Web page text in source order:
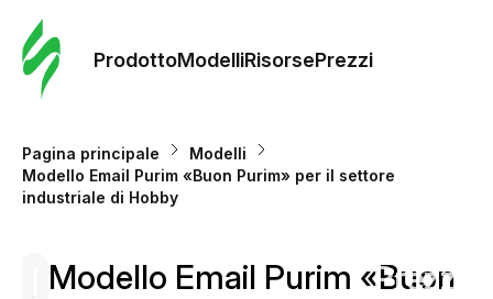
ProdottoModelliRisorsePrezzi
Prezzi
Pagina principale
Modelli
Modello Email Purim «Buon Purim» per il settore
industriale di Hobby
Modello Email Purim «Buon